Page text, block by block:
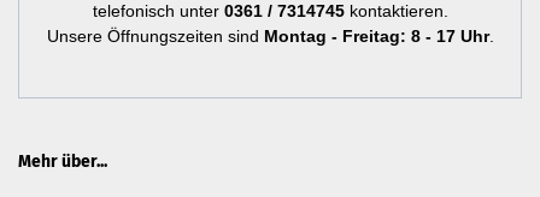
telefonisch unter 0361 / 7314745kontaktieren.
Unsere Öffnungszeiten sind Montag - Freitag: 8 - 17 Uhr.
Mehr über...